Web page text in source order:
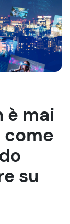
è mai
come
su